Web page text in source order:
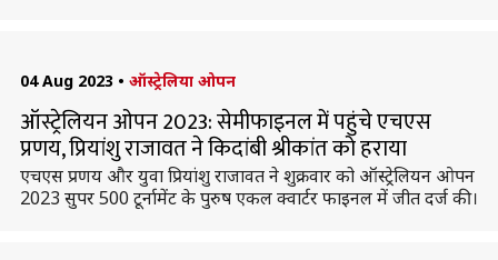
04 Aug 2023 • ऑस्ट्रेलिया ओपन
ऑस्ट्रेलियन ओपन 2023: सेमीफाइनल में पहुंचे एचएस
प्रणय, प्रियांशु राजावत ने किदांबी श्रीकांत को हराया
एचएस प्रणय और युवा प्रियांशु राजावत ने शुक्रवार को ऑस्ट्रेलियन ओपन
2023 सुपर 500 टूर्नामेंट के पुरुष एकल क्वार्टर फाइनल में जीत दर्ज की।